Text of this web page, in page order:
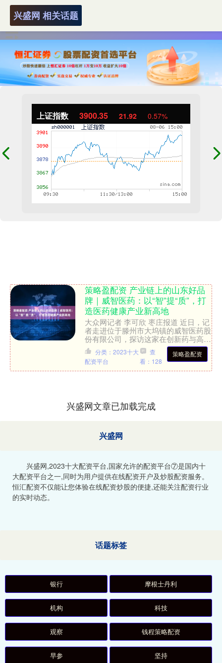
上证指数 3900.35 21.92 0.57%
兴盛网 相关话题
策略盈配资 产业链上的山东好品
牌｜威智医药：以“智”提“质”，打
造医药健康产业新高地
大众网记者 李可欣 枣庄报道 近日，记
者走进位于滕州市大坞镇的威智医药股
份有限公司，探访这家在创新药与高端
原料药领域持续突破的省级“瞪羚企
业”。 威智医药是一家....
策略盈配资
分类：2023十大
配资平台
查
看：128
兴盛网文章已加载完成
兴盛网
兴盛网,2023十大配资平台,国家允许的配资平台⑦是国内十
大配资平台之一,同时为用户提供在线配资开户及炒股配资服务。
恒汇配资不仅能让您体验在线配资炒股的便捷,还能关注配资行业
的实时动态。
话题标签
银行 摩根士丹利
机构 科技
观察 钱程策略配资
早参 坚持